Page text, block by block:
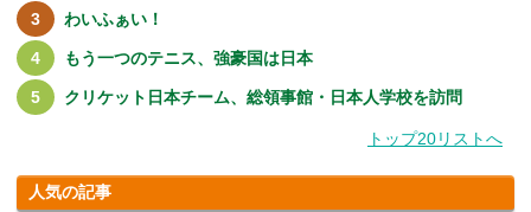
わいふぁい！
もう一つのテニス、強豪国は日本
クリケット日本チーム、総領事館・日本人学校を訪問
トップ20リストへ
人気の記事